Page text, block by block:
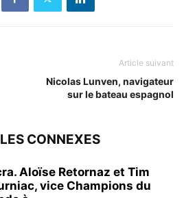
Article suivant
Nicolas Lunven, navigateur
sur le bateau espagnol
CONNEXES
Aloïse Retornaz et Tim
vice Champions du